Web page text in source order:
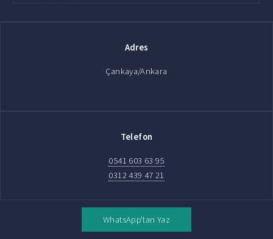
Adres
Çankaya/Ankara
Telefon
0541 603 63 95
0312 439 47 21
WhatsApp'tan Yaz